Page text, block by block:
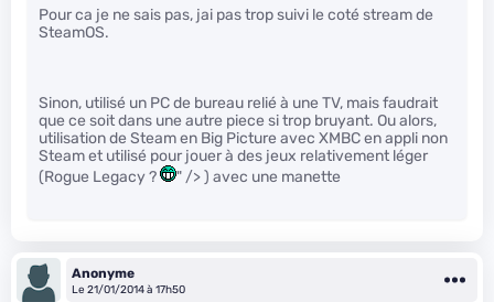
Pour ca je ne sais pas, jai pas trop suivi le coté stream de
SteamOS.
Sinon, utilisé un PC de bureau relié à une TV, mais faudrait
que ce soit dans une autre piece si trop bruyant. Ou alors,
utilisation de Steam en Big Picture avec XMBC en appli non
Steam et utilisé pour jouer à des jeux relativement léger
(Rogue Legacy ?
" /> ) avec une manette
Anonyme
Le 21/01/2014 à 17h50